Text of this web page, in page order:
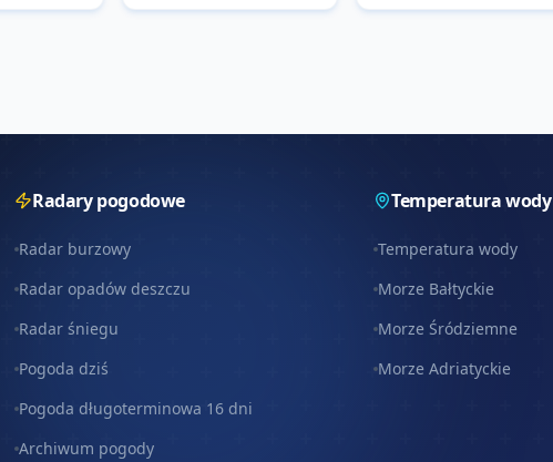
Radary pogodowe
Radar burzowy
Radar opadów deszczu
Radar śniegu
Pogoda dziś
Pogoda długoterminowa 16 dni
Archiwum pogody
Temperatura wody
Temperatura wody
Morze Bałtyckie
Morze Śródziemne
Morze Adriatyckie